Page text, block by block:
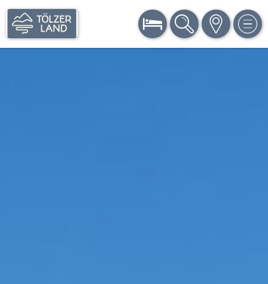
BUCHEN SUCHE KARTE MENÜ